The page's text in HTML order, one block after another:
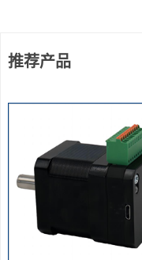
推荐产品